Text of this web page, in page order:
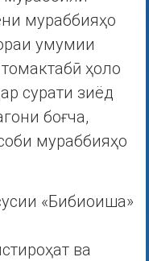
мураббияҳо
умумии
ҳоло
сурати зиёд
боғча,
мураббияҳо
«Бибиоиша»
ва